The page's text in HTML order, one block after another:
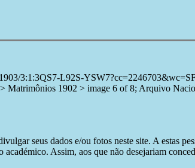
3:1:3QS7-L92S-
Matrimônios 1902 > image 6 of 8; Arquivo
seus dados e/ou fotos neste site. A estas
Assim, aos que não desejariam